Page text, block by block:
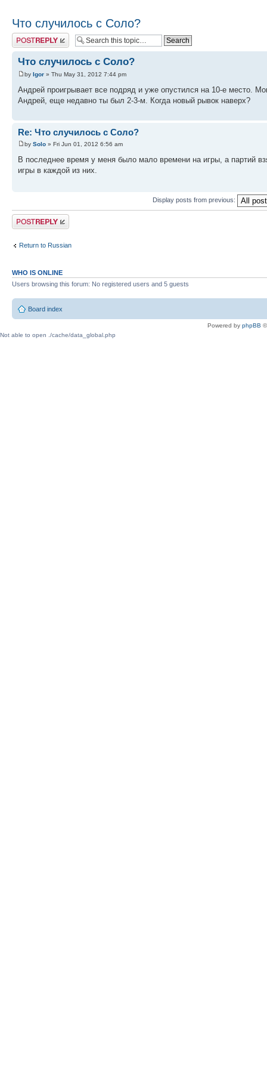
Что случилось с Соло?
Post a reply
Что случилось с Соло?
by Igor » Thu May 31, 2012 7:44 pm
Андрей проигрывает все подряд и уже опустился на 10-е место.
Андрей, еще недавно ты был 2-3-м. Когда новый рывок наверх?
Re: Что случилось с Соло?
by Solo » Fri Jun 01, 2012 6:56 am
В последнее время у меня было мало времени на игры, а партий
игры в каждой из них.
Display posts from previous:
Post a reply
Return to Russian
WHO IS ONLINE
Users browsing this forum: No registered users and 5 guests
Board index
Powered by phpBB
Not able to open ./cache/data_global.php